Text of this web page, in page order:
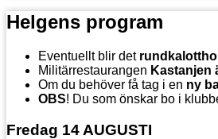
Helgens program
Eventuellt blir det
Militärrestaurangen Kastanjen
Om du behöver få tag i en ny
OBS! Du som önskar bo i
Fredag 14 AUGUSTI